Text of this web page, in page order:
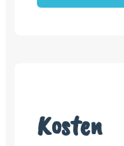
Kosten